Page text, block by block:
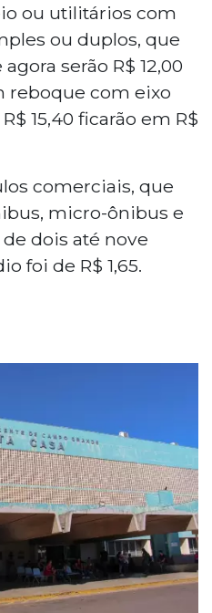
ou utilitários com
ou duplos, que
serão R$ 12,00
reboque com eixo
15,40 ficarão em R$
comerciais, que
micro-ônibus e
dois até nove
foi de R$ 1,65.